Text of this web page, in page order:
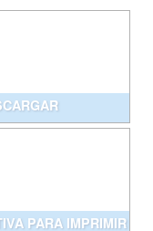
PARA IMPRIMIR